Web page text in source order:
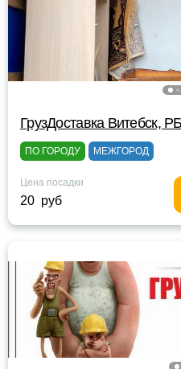
ГрузДоставка Витебск,
ПО ГОРОДУ МЕЖГОРОД
Цена посадки
20 руб